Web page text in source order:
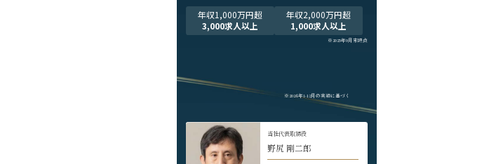
年収1,000万円超
3,000求人以上
年収2,000万円超
1,000求人以上
※2025年9月末時点
※2024年1-12月の実績に基づく
当社代表取締役
野尻 剛二郎